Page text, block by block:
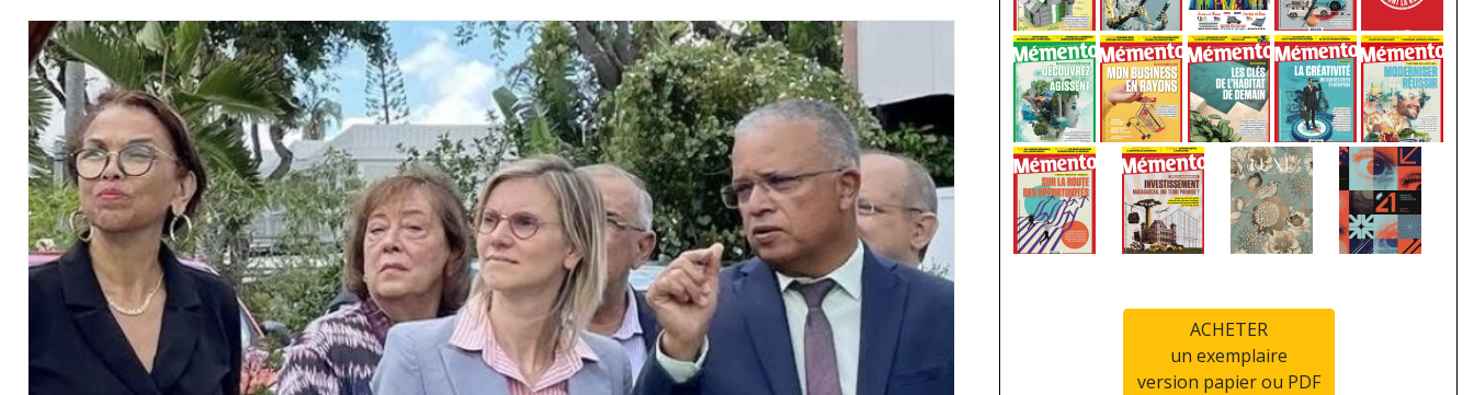
ACHETER
un exemplaire
version papier ou PDF